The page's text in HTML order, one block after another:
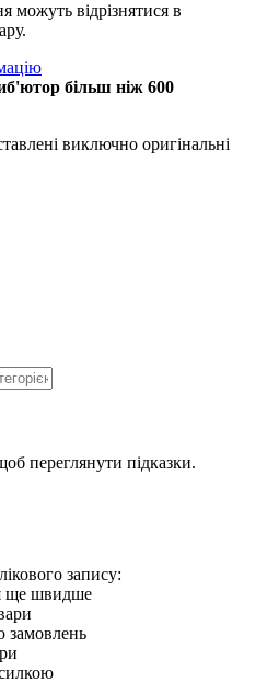
можуть відрізнятися в
більш ніж 600
виключно оригінальні
переглянути підказки.
запису:
ще швидше
замовлень